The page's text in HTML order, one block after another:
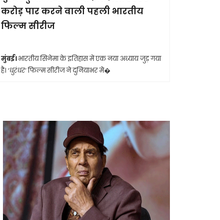
करोड़ पार करने वाली पहली भारतीय
फिल्म सीरीज
मुंबई। भारतीय सिनेमा के इतिहास में एक नया अध्याय जुड़ गया
है। ‘धुरंधर’ फिल्म सीरीज ने दुनियाभर मे�